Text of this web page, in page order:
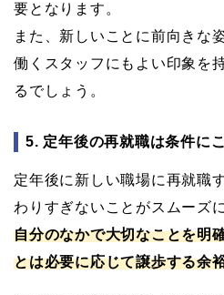
要となります。
また、新しいことに前向きな
働くスタッフにもよい印象を
るでしょう。
5. 定年後の再就職は条件に
定年後に新しい職場に再就職
わりすぎないことがスムーズ
自分のなかで大切なことを明
とは必要に応じて譲歩する余